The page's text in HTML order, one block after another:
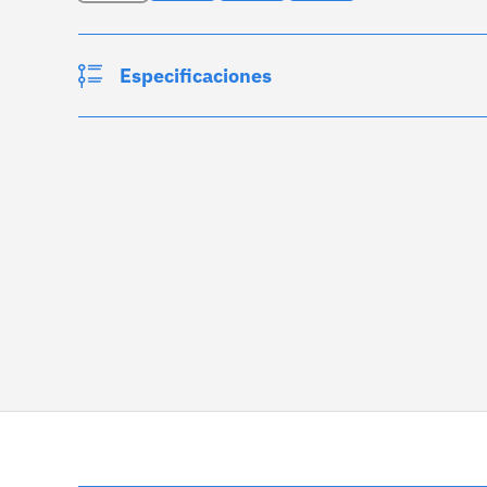
Especificaciones